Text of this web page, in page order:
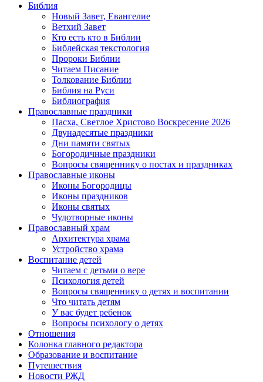
Библия
Новый Завет, Евангелие
Ветхий Завет
Кто есть кто в Библии
Библейская текстология
Пророки Библии
Читаем Писание
Толкование Библии
Библия на Руси
Библиография
Православные праздники
Пасха, Светлое Христово Воскресение 2026
Двунадесятые праздники
Дни памяти святых
Богородичные праздники
Вопросы священнику о постах и праздниках
Православные иконы
Иконы Богородицы
Иконы праздников
Иконы святых
Чудотворные иконы
Православный храм
Архитектура храма
Устройство храма
Воспитание детей
Читаем с детьми о вере
Психология детей
Вопросы священнику о детях и воспитании
Что читать детям
У вас будет ребенок
Вопросы психологу о детях
Отношения
Колонка главного редактора
Образование и воспитание
Путешествия
Новости РЖД